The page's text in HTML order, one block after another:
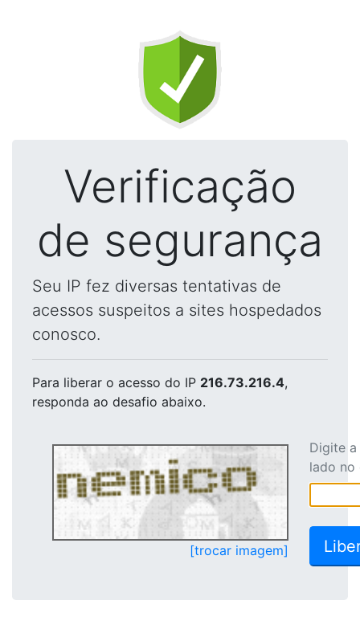
Verificação
de segurança
Seu IP fez diversas tentativas de
acessos suspeitos a sites hospedados
conosco.
Para liberar o acesso do IP 216.73.216.4,
responda ao desafio abaixo.
[trocar imagem]
Digite
lado no